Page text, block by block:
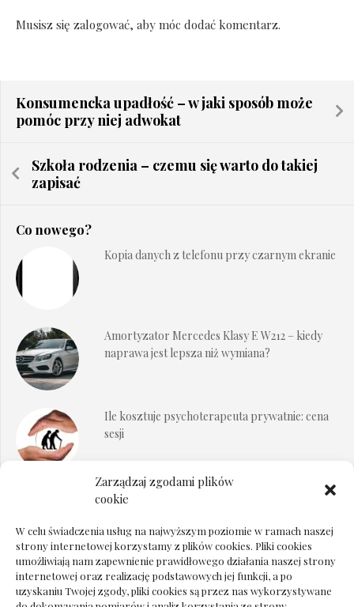
Zarządzaj zgodami plików
cookie
W celu świadczenia usług na najwyższym poziomie w ramach naszej
strony internetowej korzystamy z plików cookies. Pliki cookies
umożliwiają nam zapewnienie prawidłowego działania naszej strony
internetowej oraz realizację podstawowych jej funkcji, a po
uzyskaniu Twojej zgody, pliki cookies są przez nas wykorzystywane
Musisz się zalogować, aby móc dodać komentarz.
Konsumencka upadłość – w jaki sposób może
pomóc przy niej adwokat
Szkoła rodzenia – czemu się warto do takiej
zapisać
Co nowego?
Kopia danych z telefonu przy czarnym ekranie
Amortyzator Mercedes Klasy E W212 – kiedy
naprawa jest lepsza niż wymiana?
Ile kosztuje psychoterapeuta prywatnie: cena
sesji
Dokumenty do odbioru przy zmianie biura
Deska podłogowa do salonu: jak wybrać bez
pośpiechu